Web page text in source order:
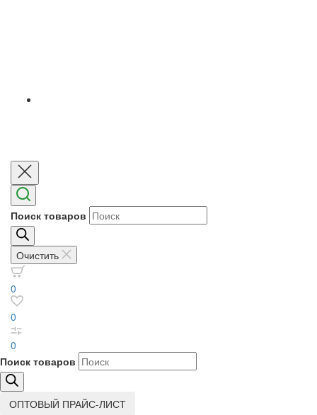
Поиск товаров
Очистить
0
0
0
Поиск товаров
ОПТОВЫЙ ПРАЙС-ЛИСТ